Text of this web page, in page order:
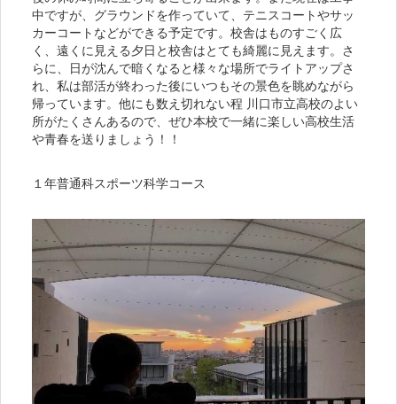
中ですが、グラウンドを作っていて、テニスコートやサッ
カーコートなどができる予定です。校舎はものすごく広
く、遠くに見える夕日と校舎はとても綺麗に見えます。さ
らに、日が沈んで暗くなると様々な場所でライトアップさ
れ、私は部活が終わった後にいつもその景色を眺めながら
帰っています。他にも数え切れない程 川口市立高校のよい
所がたくさんあるので、ぜひ本校で一緒に楽しい高校生活
や青春を送りましょう！！
１年普通科スポーツ科学コース